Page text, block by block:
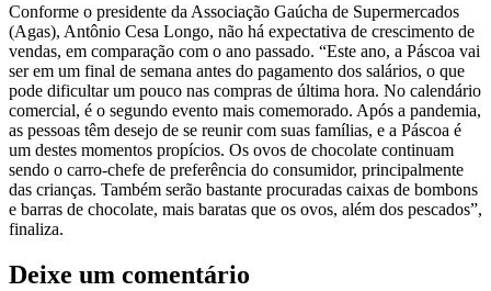
Conforme o presidente da Associação Gaúcha de Supermercados
(Agas), Antônio Cesa Longo, não há expectativa de crescimento de
vendas, em comparação com o ano passado. “Este ano, a Páscoa vai
ser em um final de semana antes do pagamento dos salários, o que
pode dificultar um pouco nas compras de última hora. No calendário
comercial, é o segundo evento mais comemorado. Após a pandemia,
as pessoas têm desejo de se reunir com suas famílias, e a Páscoa é
um destes momentos propícios. Os ovos de chocolate continuam
sendo o carro-chefe de preferência do consumidor, principalmente
das crianças. Também serão bastante procuradas caixas de bombons
e barras de chocolate, mais baratas que os ovos, além dos pescados”,
finaliza.
Deixe um comentário